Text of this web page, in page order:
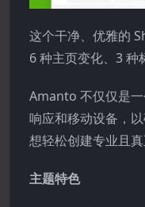
这个干净、优雅的
6 种主页变化、3 种
Amanto 不仅仅是
响应和移动设备，
想轻松创建专业且
主题特色